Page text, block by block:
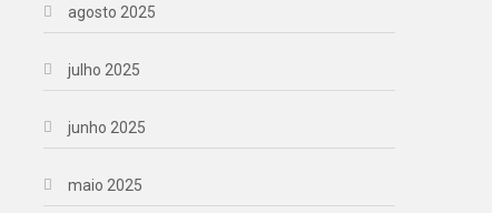
agosto 2025
julho 2025
junho 2025
maio 2025